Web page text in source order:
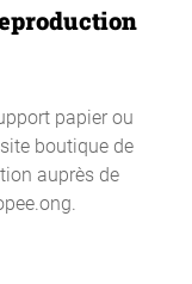
papier ou
boutique de
auprès de